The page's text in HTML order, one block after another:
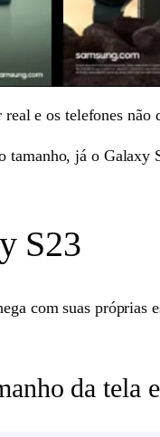
e os telefones não
tamanho, já o Galaxy
S23
com suas próprias
da tela